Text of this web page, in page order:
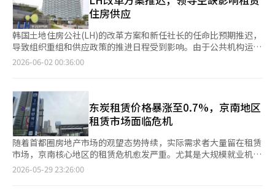
保持上涨趋势。”他指出：“考虑到供应条件以及物价、油价、汇
率等宏观环境，仅仅通过调整税制在短期内改变房价上涨趋势是有
限的。”※ 本报道经人工智能（AI）系统翻译与编辑。
要意志，但让市场承受住则需要能力。提高税收是否会导致房源增
加，非居住持有者的成本如何转嫁到租金上，这些都需要计算。提
高持有税并不是能力，而是要精确区分实际居住的单套住房者和非
居住的多套住房者，并设计出防止副作用的机制才是能力。压制的
手段在第一年已经充分展现，问题在于之后。 持有税是压制政
震中首尔，供应的先行指标已经开始下滑。根据国土交通部的统
计，今年1月至4月，首尔的住房许可数量为12760套，比去年减少
了24.0%，开工数量为7023套，减少了16.0%。仅就首尔公寓而
言，许可数量下降了32.6%，开工数量下降了33.4%。在压制房价
的同时，新建住房的减少并没有解决问题，而是将问题推迟到了2
至3年后。提高持有税并不会使减少的开工再次增加。 地方则面临
相反的问题。尽管非首都圈的开工数量在增加，但4月的未售房源
SpaceX支付12.5亿美元（约190亿韩元）。然而，该合同在初始的
3个月后，双方可以提前90天通知终止。这意味着SpaceX可能在6
个月左右后失去这一被视为长期AI收入的合同，这一新情况被披露
出来。 同日，Anthropic也向美国证券交易委员会（SEC）提交了
IPO预审文件。随着SpaceX和Anthropic同时进行上市程序，AI基
础设施投资和大型计算合同的可持续性也将成为公开市场评估的对
弹、租金炸弹和利息炸弹，民众的不安加剧。”他指出：“现在民
众更担心的是下个月的税单、租赁合同到期和贷款利息的支付，而
不是股市的上涨。”他表示：“股市上涨也并非值得高兴的情
况。”他担忧：“最近信用贷款在一个月内激增超过2.6万亿韩
元，透支账户余额也在五年内大幅增加。这意味着借钱进入股市的
所谓‘债务投资’急剧增加。”他补充道：“如果股市动荡，普通
指上涨视为政治成就，而应直面民生经济的警告。与其炫耀股市上
涨，更应优先考虑物价稳定、减轻税负、降低租金负担、稳定房地
产、减少利息负担和提供稳定的就业机会。”※ 本报道经人工智
能（AI）系统翻译与编辑。
部走坡度越陡，但即使是最里面的楼栋，步行到索泉站也只需约7
分钟。平日的下午，小区内随处可见放学的学生。小区内的商铺和
游乐场周围，居民们的活动频繁，展现出生活型大社区特有的活
力。 SK北汉山城市于2004年入住，尽管已超过20年，但在近期的
首尔公寓市场中仍被认为是最热门的小区之一。根据房地产平台
Ashi的数据，从今年1月至5月，SK北汉山城市的交易量为154宗，
系统，1月有23宗，2月32宗，3月32宗，4月31宗，交易持续稳
定。 价格也在快速上涨。根据国土部的数据，今年交易的59.98㎡
的公寓价格在5900万至7200万韩元之间，而84㎡的公寓价格从
6000万韩元的低端上涨至最近的8000万韩元左右。114.85㎡的公
寓最高交易价也达到了8470万韩元。 市场分析认为，SK北汉山城
市相对避开了去年实施的贷款限制。由于84㎡的价格在6000万至
8000万韩元之间，首次购房者能够利用政策贷款进行购买。 当地
一家房地产中介的工作人员表示：“最近咨询最多的年龄层是
住房供应
韩国土地住房公社(LH)的改革方案和新任社长的任命比预期推迟，
导致组织重组和供应政策的推进日程受到影响。由于公共机构运营
委员会(公运会)未能审议新任社长候选人，且分拆方向面临诸多挑
加剧。 根据国土交通部和LH的消息，原定于上月29日召开的公运
会未能审议LH新任社长候选人。自去年底重新公开招聘以来，LH
社长职位已空缺数月，内部也出现了长时间空缺的异常情况。 社
长任命的延迟引发了对改革方案发布时机的担忧。国土部原计划在
3月制定LH改革方案，但随后将发布时点调整至上半年。如果部门
间的协商和候选人审核程序延长，改革方案的发布和社长任命可能
会在地方选举后才会正式展开。 不过，国土部表示，上半年内发
布的方针没有改变。国土部相关人士表示：“上半年内的发布计划
2026-06-02 00:36:00
东炭租赁价格暴涨至0.7%，京南地区
租赁市场面临危机
随着首都圈房地产市场的观望态势持续，实际需求者大量留在租赁
市场，京南核心地区的租赁危机愈发严重。尤其是大规模就业机会
和新交通网络的集中发展使得华城东炭、成南、光明等地的租赁房
2026-05-29 23:26:00